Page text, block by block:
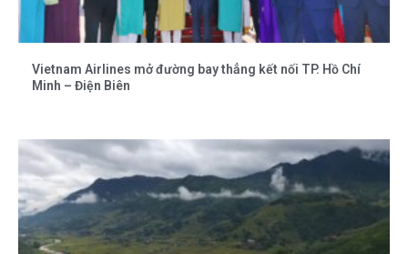
Vietnam Airlines mở đường bay thẳng kết nối TP. Hồ Chí
Minh – Điện Biên